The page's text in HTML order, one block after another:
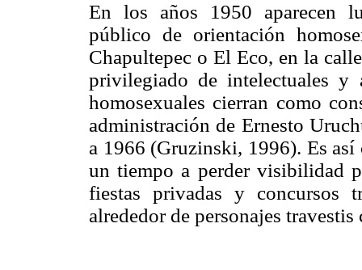
En los años 1950 aparecen
público de orientación
Chapultepec o El Eco, en la
privilegiado de intelectuales y
homosexuales cierran como
administración de Ernesto
a 1966 (Gruzinski, 1996). Es
un tiempo a perder visibilidad
fiestas privadas y concursos
alrededor de personajes